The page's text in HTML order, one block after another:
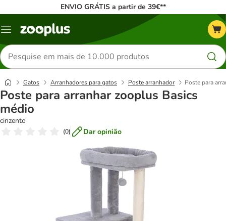
ENVIO GRÁTIS a partir de 39€**
Menu
Pesquisar
produtos
Gatos Arranhadores para gatos Poste arranhador Poste para
Poste para arranhar zooplus Basics
médio
cinzento
(0) Dar opinião